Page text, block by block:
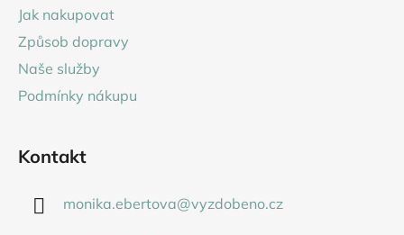
Jak nakupovat
Způsob dopravy
Naše služby
Podmínky nákupu
Kontakt
monika.ebertova@vyzdobeno.cz